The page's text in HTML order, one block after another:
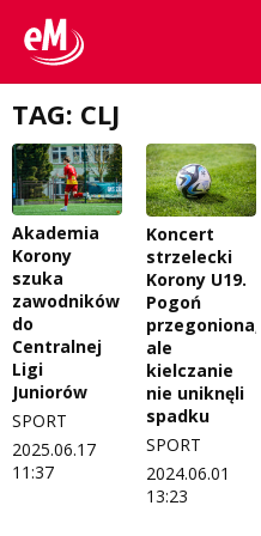
Włoszczowski
Cały ten sport
Dzieciaki Cudaki
Fascynująca nauka
Historia na fali
Modna kultura
OdNowa
Pacjent, którego nie
Piąta strona świata
Prawdę mówiąc
Koncert życzeń
Kontakt
O nas
Regulamin programu Patron
Zespół
Logo do pobrania
Regulamin konkursów
Regulamin przesyłania
Regulamin sklepu
TAG: CLJ
Akademia
Korony
szuka
zawodników
do
Centralnej
Ligi
Juniorów
SPORT
2025.06.17
11:37
Koncert
strzelecki
Korony U19.
Pogoń
przegoniona,
ale
kielczanie
nie uniknęli
spadku
SPORT
2024.06.01
13:23